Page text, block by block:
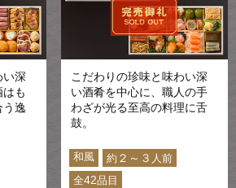
い深
も
う逸
こだわりの珍味と味わい深
い酒肴を中心に、職人の手
わざが光る至高の料理に舌
鼓。
和風 約 ２～３ 人前
全42品目